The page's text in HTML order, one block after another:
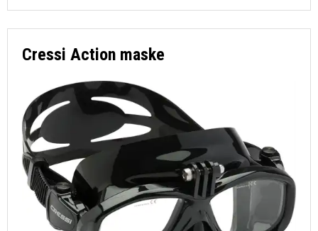
Cressi Action maske